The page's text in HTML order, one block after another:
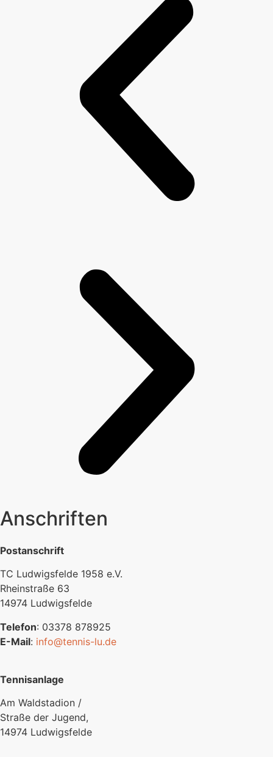
Anschriften
Postanschrift
TC Ludwigsfelde 1958 e.V.
Rheinstraße 63
14974 Ludwigsfelde
Telefon: 03378 878925
E-Mail: info@tennis-lu.de
Tennisanlage
Am Waldstadion /
Straße der Jugend,
14974 Ludwigsfelde